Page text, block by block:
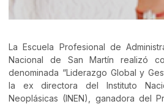
La Escuela Profesional de
Nacional de San Martín realizó
denominada “Liderazgo Global y
la ex directora del Instituto
Neoplásicas (INEN), ganadora del